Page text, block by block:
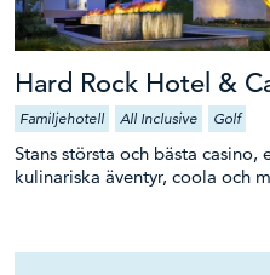
Hard Rock Hotel &
Familjehotell All Inclusive Golf
Stans största och bästa
kulinariska äventyr, coola och